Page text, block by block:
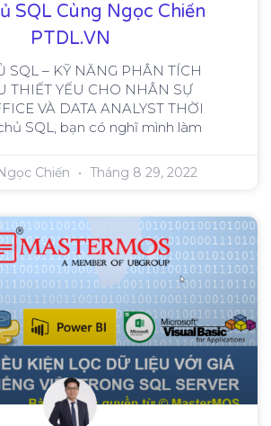
SQL Cùng Ngọc Chiến
PTDL.VN
SQL – KỸ NĂNG PHÂN TÍCH
THIẾT YẾU CHO NHÂN SỰ
VÀ DATA ANALYST THỜI
SQL, bạn có nghĩ mình làm
Chiến Tháng 8 29, 2022